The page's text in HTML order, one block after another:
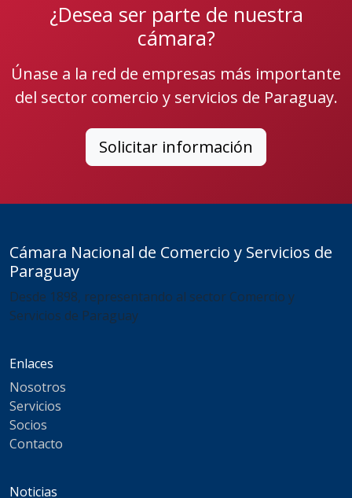
¿Desea ser parte de nuestra
cámara?
Únase a la red de empresas más importante
del sector comercio y servicios de Paraguay.
Solicitar información
Cámara Nacional de Comercio y Servicios de
Paraguay
Desde 1898, representando al sector Comercio y
Servicios de Paraguay
Enlaces
Nosotros
Servicios
Socios
Contacto
Noticias